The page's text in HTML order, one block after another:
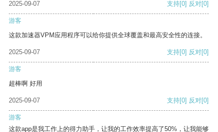
2025-09-07 支持[0] 反对[0]
游客
这款加速器VPM应用程序可以给你提供全球覆盖和最高安全性的连接。
2025-09-07 支持[0] 反对[0]
游客
超棒啊 好用
2025-09-07 支持[0] 反对[0]
游客
这款app是我工作上的得力助手，让我的工作效率提高了50%，让我能够